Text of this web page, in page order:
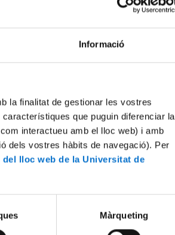
Informació
la finalitat de gestionar les vostres
que puguin diferenciar la
interactueu amb el lloc web) i amb
dels vostres hàbits de navegació). Per
lloc web de la Universitat de
Màrqueting